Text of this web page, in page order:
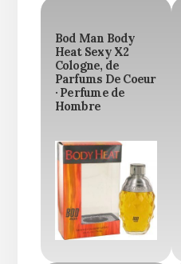
Bod Man Body
Heat Sexy X2
Cologne, de
Parfums De Coeur
· Perfume de
Hombre